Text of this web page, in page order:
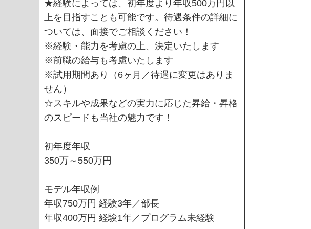
★経験によっては、初年度より年収500万円以
上を目指すことも可能です。待遇条件の詳細に
ついては、面接でご相談ください！
※経験・能力を考慮の上、決定いたします
※前職の給与も考慮いたします
※試用期間あり（6ヶ月／待遇に変更はありま
せん）
☆スキルや成果などの実力に応じた昇給・昇格
のスピードも当社の魅力です！
初年度年収
350万～550万円
モデル年収例
年収750万円 経験3年／部長
年収400万円 経験1年／プログラム未経験